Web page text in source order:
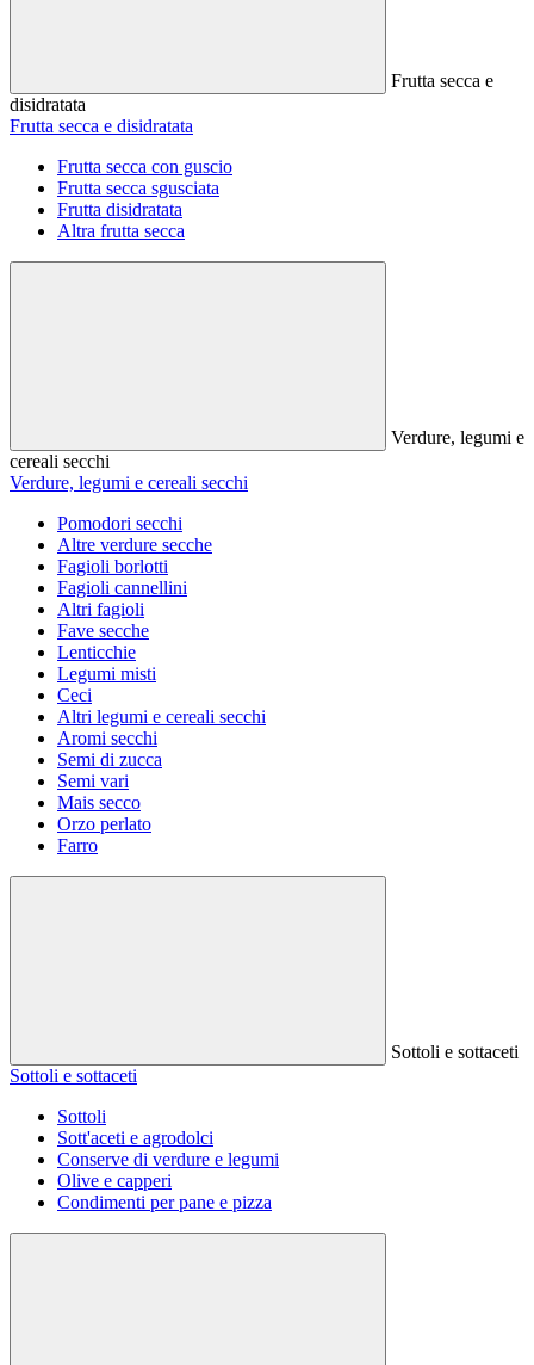
Frutta secca e
disidratata
Frutta secca e disidratata
Frutta secca con guscio
Frutta secca sgusciata
Frutta disidratata
Altra frutta secca
Verdure, legumi e
cereali secchi
Verdure, legumi e cereali secchi
Pomodori secchi
Altre verdure secche
Fagioli borlotti
Fagioli cannellini
Altri fagioli
Fave secche
Lenticchie
Legumi misti
Ceci
Altri legumi e cereali secchi
Aromi secchi
Semi di zucca
Semi vari
Mais secco
Orzo perlato
Farro
Sottoli e sottaceti
Sottoli e sottaceti
Sottoli
Sott'aceti e agrodolci
Conserve di verdure e legumi
Olive e capperi
Condimenti per pane e pizza